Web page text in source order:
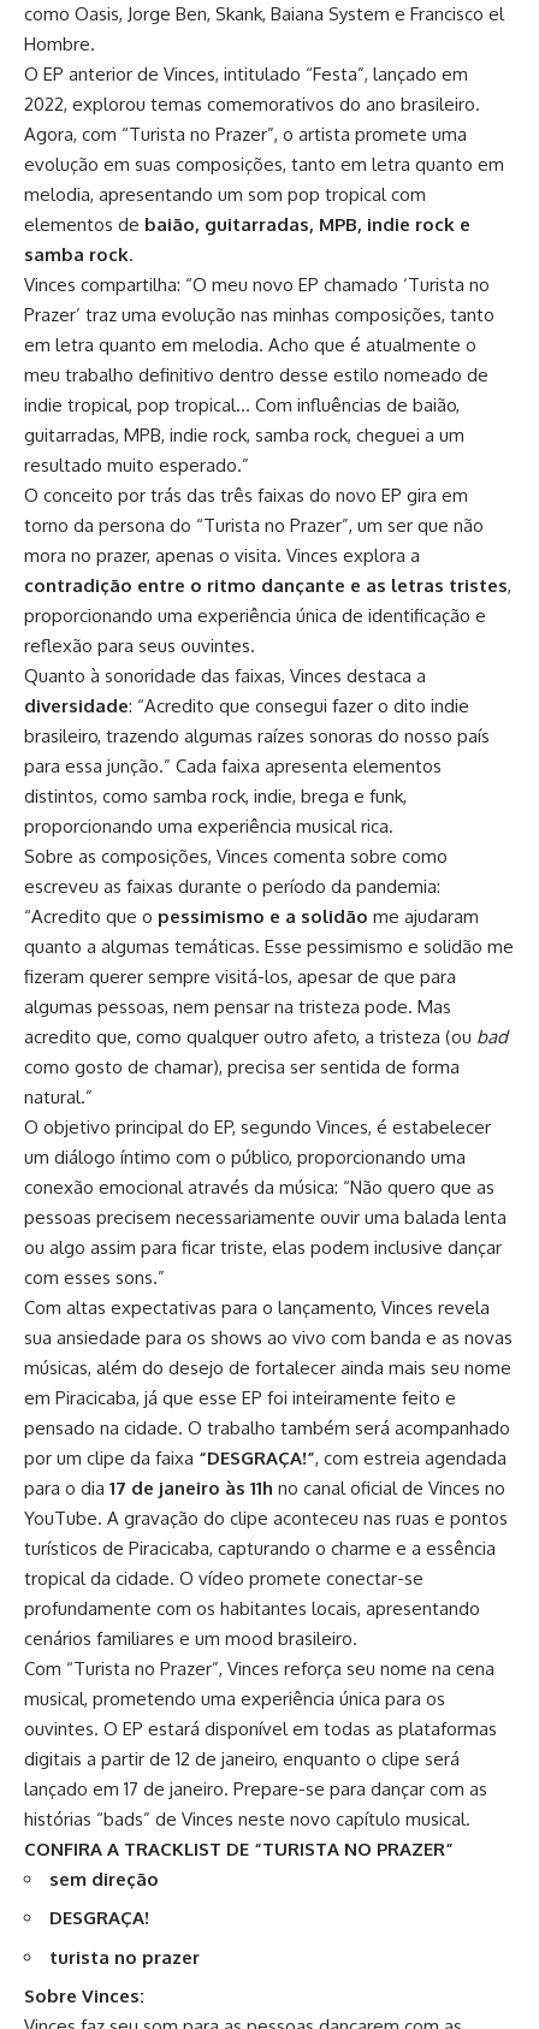
como Oasis, Jorge Ben, Skank, Baiana System e Francisco el
Hombre.
O EP anterior de Vinces, intitulado “Festa”, lançado em
2022, explorou temas comemorativos do ano brasileiro.
Agora, com “Turista no Prazer”, o artista promete uma
evolução em suas composições, tanto em letra quanto em
melodia, apresentando um som pop tropical com
elementos de baião, guitarradas, MPB, indie rock e
samba rock.
Vinces compartilha: “O meu novo EP chamado ‘Turista no
Prazer’ traz uma evolução nas minhas composições, tanto
em letra quanto em melodia. Acho que é atualmente o
meu trabalho definitivo dentro desse estilo nomeado de
indie tropical, pop tropical… Com influências de baião,
guitarradas, MPB, indie rock, samba rock, cheguei a um
resultado muito esperado.”
O conceito por trás das três faixas do novo EP gira em
torno da persona do “Turista no Prazer”, um ser que não
mora no prazer, apenas o visita. Vinces explora a
contradição entre o ritmo dançante e as letras tristes,
proporcionando uma experiência única de identificação e
reflexão para seus ouvintes.
Quanto à sonoridade das faixas, Vinces destaca a
diversidade: “Acredito que consegui fazer o dito indie
brasileiro, trazendo algumas raízes sonoras do nosso país
para essa junção.” Cada faixa apresenta elementos
distintos, como samba rock, indie, brega e funk,
proporcionando uma experiência musical rica.
Sobre as composições, Vinces comenta sobre como
escreveu as faixas durante o período da pandemia:
“Acredito que o pessimismo e a solidão me ajudaram
quanto a algumas temáticas. Esse pessimismo e solidão me
fizeram querer sempre visitá-los, apesar de que para
algumas pessoas, nem pensar na tristeza pode. Mas
acredito que, como qualquer outro afeto, a tristeza (ou bad
como gosto de chamar), precisa ser sentida de forma
natural.”
O objetivo principal do EP, segundo Vinces, é estabelecer
um diálogo íntimo com o público, proporcionando uma
conexão emocional através da música: “Não quero que as
pessoas precisem necessariamente ouvir uma balada lenta
ou algo assim para ficar triste, elas podem inclusive dançar
com esses sons.”
Com altas expectativas para o lançamento, Vinces revela
sua ansiedade para os shows ao vivo com banda e as novas
músicas, além do desejo de fortalecer ainda mais seu nome
em Piracicaba, já que esse EP foi inteiramente feito e
pensado na cidade. O trabalho também será acompanhado
por um clipe da faixa “DESGRAÇA!”, com estreia agendada
para o dia 17 de janeiro às 11h no canal oficial de Vinces no
YouTube. A gravação do clipe aconteceu nas ruas e pontos
turísticos de Piracicaba, capturando o charme e a essência
tropical da cidade. O vídeo promete conectar-se
profundamente com os habitantes locais, apresentando
cenários familiares e um mood brasileiro.
Com “Turista no Prazer”, Vinces reforça seu nome na cena
musical, prometendo uma experiência única para os
ouvintes. O EP estará disponível em todas as plataformas
digitais a partir de 12 de janeiro, enquanto o clipe será
lançado em 17 de janeiro. Prepare-se para dançar com as
histórias “bads” de Vinces neste novo capítulo musical.
CONFIRA A TRACKLIST DE “TURISTA NO PRAZER”
sem direção
DESGRAÇA!
turista no prazer
Sobre Vinces: